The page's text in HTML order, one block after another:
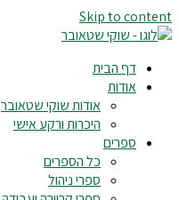
Skip to content
דף הבית
אודות
אודות שוקי שטאובר
היכרות ורקע אישי
ספרים
כל הספרים
ספרי ניהול